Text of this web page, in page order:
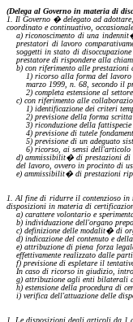
(Delega al Governo in materia di
1. Il Governo � delegatoad
coordinato e continuativo,
a) riconoscimento diuna
prestatori di lavoro
soggetti in stato di
prestatore di rispondere alla
b) con riferimento alle prestazioni
1) ricorso alla forma del
marzo 1999, n. 68, secondo il
2) completa estensione al
c) con riferimento alle
1) identificazione dei criteri
2) previsione della forma
3) riconduzione della fattispecie
4) previsione di tutele
5) previsione di un adeguato
6) ricorso, ai sensi dell'articolo
d) ammissibilit� di prestazioni di
del lavoro, ovvero in procinto di
e) ammissibilit� di prestazioni
1. Al fine di ridurre il contenzioso in
disposizioni in materia di
a) carattere volontario e
b) individuazione dell'organo
c) definizione dellemodalit� di
d) indicazione del contenuto e
e) attribuzione di piena forza
effettivamente realizzato dalle
f) previsione diespletareil
In caso di ricorso in giudizio,
g) attribuzione agli enti bilaterali
h) estensione della procedura di
i) verifica dell'attuazione delle
1. Le disposizioni degli articoli da 1